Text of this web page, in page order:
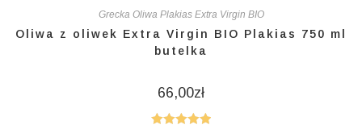
Grecka Oliwa Plakias Extra Virgin BIO
Oliwa z oliwek Extra Virgin BIO Plakias 750 ml
butelka
66,00zł